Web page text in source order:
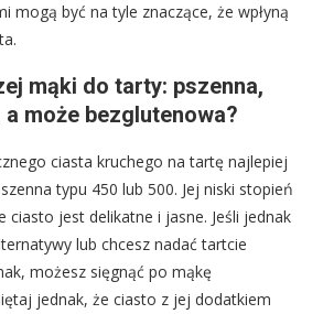
mogą być na tyle znaczące, że wpłyną
mąki do tarty: pszenna,
a może bezglutenowa?
ciasta kruchego na tartę najlepiej
typu 450 lub 500. Jej niski stopień
ciasto jest delikatne i jasne. Jeśli jednak
lub chcesz nadać tartcie
możesz sięgnąć po mąkę
jednak, że ciasto z jej dodatkiem